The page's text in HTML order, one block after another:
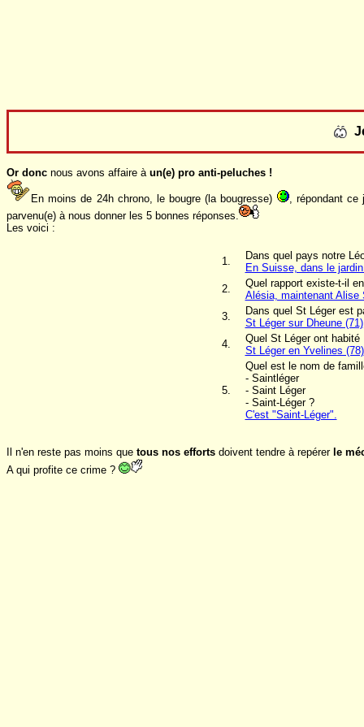
Or donc nous avons affaire àun(e) pro anti-peluches !
En moins de 24h chrono, le bougre (la bougresse)
, répondant
parvenu(e) à nous donner les 5 bonnes réponses.
Les voici :
1.
Dans quel pays notre
En Suisse, dans le
2.
Quel rapport existe-t-il
Alésia, maintenant Alise
3.
Dans quel St Léger est
St Léger sur Dheune (71)
4.
Quel St Léger ont
St Léger en Yvelines (78)
5.
Quel est le nom de
- Saintléger
- Saint Léger
- Saint-Léger ?
C'est "Saint-Léger".
Il n'en reste pas moins que tous nos efforts doivent tendre à repérer le
A qui profite ce crime ?